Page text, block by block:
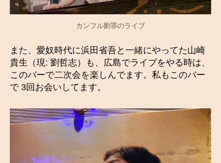
カンフル劉罪のライブ
また、愛奴時代に浜田省吾と一緒にやってた山崎
貴生（現: 劉哲志）も、広島でライブをやる時は、
このバーで二次会を楽しんでます。私もこのバー
で 3回お会いしてます。